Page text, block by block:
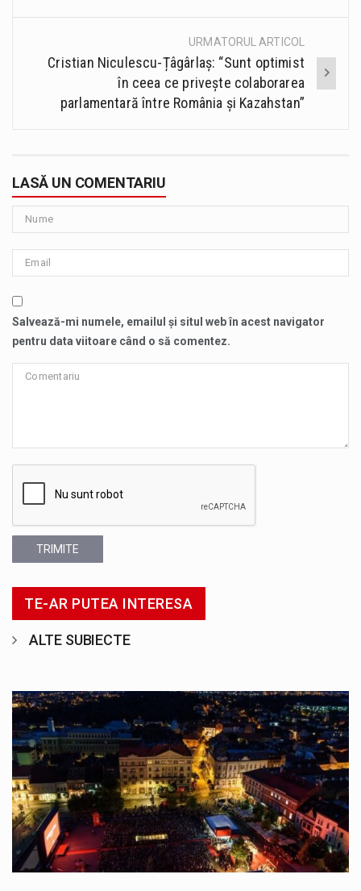
URMATORUL ARTICOL
Cristian Niculescu-Țâgârlaș: “Sunt optimist
în ceea ce privește colaborarea
parlamentară între România și Kazahstan”
LASĂ UN COMENTARIU
Salvează-mi numele, emailul și situl web în acest navigator
pentru data viitoare când o să comentez.
TRIMITE
TE-AR PUTEA INTERESA
ALTE SUBIECTE